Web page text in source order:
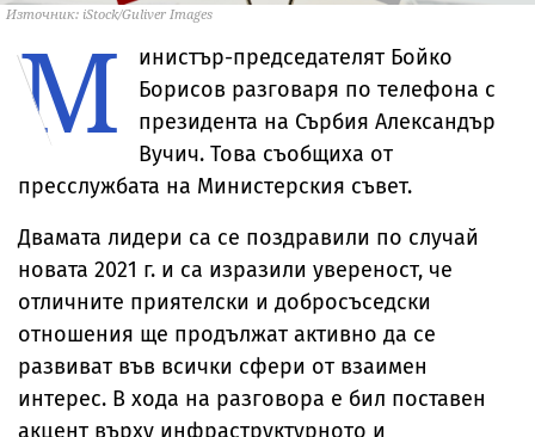
Източник: iStock/Guliver Images
М
инистър-председателят Бойко
Борисов разговаря по телефона с
президента на Сърбия Александър
Вучич. Това съобщиха от
пресслужбата на Министерския съвет.
Двамата лидери са се поздравили по случай
новата 2021 г. и са изразили увереност, че
отличните приятелски и добросъседски
отношения ще продължат активно да се
развиват във всички сфери от взаимен
интерес. В хода на разговора е бил поставен
акцент върху инфраструктурното и